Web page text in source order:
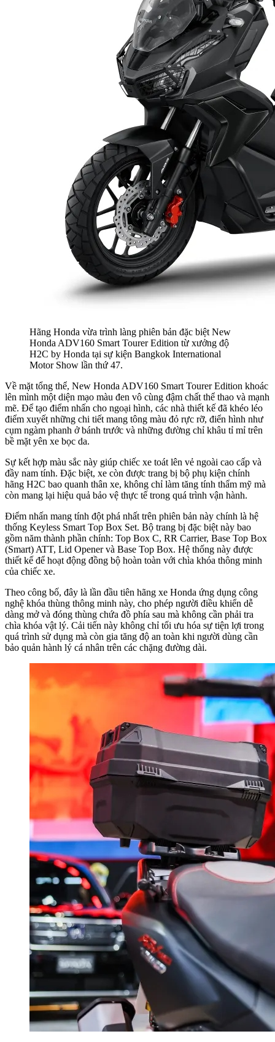
Hãng Honda vừa trình làng phiên bản đặc biệt New
Honda ADV160 Smart Tourer Edition từ xưởng độ
H2C by Honda tại sự kiện Bangkok International
Motor Show lần thứ 47.
Về mặt tổng thể, New Honda ADV160 Smart Tourer Edition khoác
lên mình một diện mạo màu đen vô cùng đậm chất thể thao và mạnh
mẽ. Để tạo điểm nhấn cho ngoại hình, các nhà thiết kế đã khéo léo
điểm xuyết những chi tiết mang tông màu đỏ rực rỡ, điển hình như
cụm ngàm phanh ở bánh trước và những đường chỉ khâu tỉ mỉ trên
bề mặt yên xe bọc da.
Sự kết hợp màu sắc này giúp chiếc xe toát lên vẻ ngoài cao cấp và
đầy nam tính. Đặc biệt, xe còn được trang bị bộ phụ kiện chính
hãng H2C bao quanh thân xe, không chỉ làm tăng tính thẩm mỹ mà
còn mang lại hiệu quả bảo vệ thực tế trong quá trình vận hành.
Điểm nhấn mang tính đột phá nhất trên phiên bản này chính là hệ
thống Keyless Smart Top Box Set. Bộ trang bị đặc biệt này bao
gồm năm thành phần chính: Top Box C, RR Carrier, Base Top Box
(Smart) ATT, Lid Opener và Base Top Box. Hệ thống này được
thiết kế để hoạt động đồng bộ hoàn toàn với chìa khóa thông minh
của chiếc xe.
Theo công bố, đây là lần đầu tiên hãng xe Honda ứng dụng công
nghệ khóa thùng thông minh này, cho phép người điều khiển dễ
dàng mở và đóng thùng chứa đồ phía sau mà không cần phải tra
chìa khóa vật lý. Cải tiến này không chỉ tối ưu hóa sự tiện lợi trong
quá trình sử dụng mà còn gia tăng độ an toàn khi người dùng cần
bảo quản hành lý cá nhân trên các chặng đường dài.